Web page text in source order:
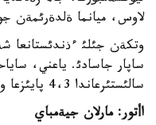
لاوس، ميانما ةلدةرئمةن
سالئستئرعاندا 4،3 پايئزعا وسكةن.
اأتور:مارلان جيةمباي